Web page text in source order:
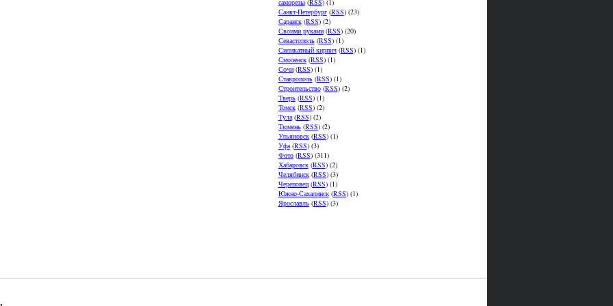
Санкт-Петербург(RSS) (23)
Саранск(RSS) (2)
Своими руками(RSS) (20)
Севастополь(RSS) (1)
Силикатный кирпич(RSS) (1)
Смоленск(RSS) (1)
Сочи(RSS) (1)
Ставрополь(RSS) (1)
Строительство(RSS) (2)
Тверь(RSS) (1)
Томск(RSS) (2)
Тула(RSS) (2)
Тюмень(RSS) (2)
Ульяновск(RSS) (1)
Уфа(RSS) (3)
Фото(RSS) (311)
Хабаровск(RSS) (2)
Челябинск(RSS) (3)
Череповец(RSS) (1)
Южно-Сахалинск(RSS) (1)
Ярославль(RSS) (3)